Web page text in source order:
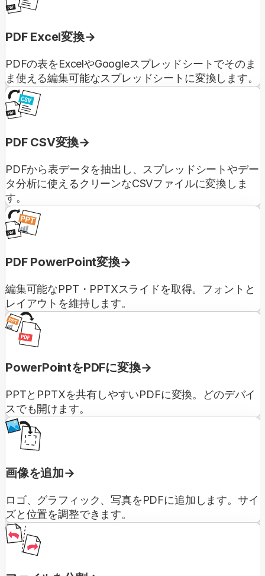
PDF Excel変換
PDFの表をExcelやGoogleスプレッドシートでそのま
ま使える編集可能なスプレッドシートに変換します。
PDF CSV変換
PDFから表データを抽出し、スプレッドシートやデー
タ分析に使えるクリーンなCSVファイルに変換しま
す。
PDF PowerPoint変換
編集可能なPPT・PPTXスライドを取得。フォントと
レイアウトを維持します。
PowerPointをPDFに変換
PPTとPPTXを共有しやすいPDFに変換。どのデバイ
スでも開けます。
画像を追加
ロゴ、グラフィック、写真をPDFに追加します。サイ
ズと位置を調整できます。